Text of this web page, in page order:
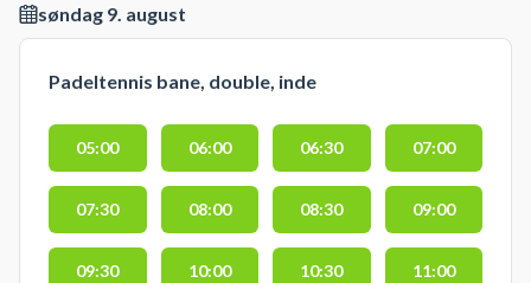
søndag 9. august
Padeltennis bane, double, inde
05:00 06:00 06:30 07:00
07:30 08:00 08:30 09:00
09:30 10:00 10:30 11:00